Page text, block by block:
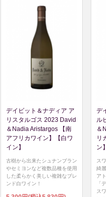
デイビット＆ナディア ア
リスタルゴス 2023 David
＆Nadia Aristargos 【南
アフリカワイン】【白ワ
イン】
古樹から出来たシュナンブラン
やセミヨンなど複数品種を使用
した柔らかく美しい複雑なブレ
ンド白ワイン！
デ
ル
＆
リ
ン】
ス
綺
ア
「
ス